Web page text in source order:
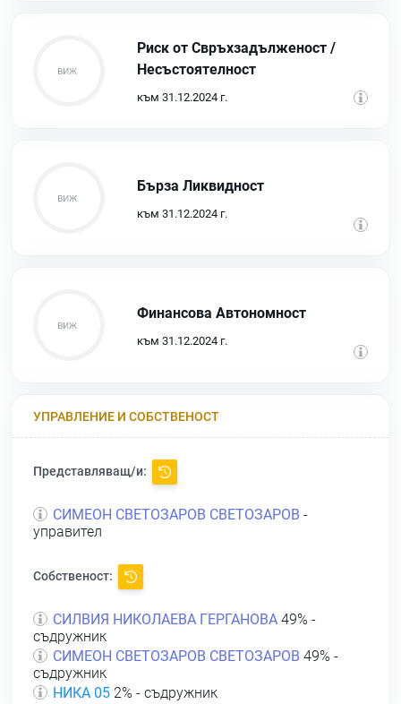
Риск от Свръхзадълженост /
Несъстоятелност
към 31.12.2024 г.
Бърза Ликвидност
към 31.12.2024 г.
Финансова Автономност
към 31.12.2024 г.
УПРАВЛЕНИЕ И СОБСТВЕНОСТ
Представляващ/и:
СИМЕОН СВЕТОЗАРОВ СВЕТОЗАРОВ -
управител
Собственост:
СИЛВИЯ НИКОЛАЕВА ГЕРГАНОВА 49% -
съдружник
СИМЕОН СВЕТОЗАРОВ СВЕТОЗАРОВ 49% -
съдружник
НИКА 05 2% - съдружник